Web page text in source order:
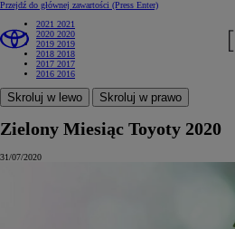
Przejdź do głównej zawartości (Press Enter)
2021 2021
2020 2020
2019 2019
2018 2018
2017 2017
2016 2016
Skroluj w lewo Skroluj w prawo
Zielony Miesiąc Toyoty 2020
31/07/2020